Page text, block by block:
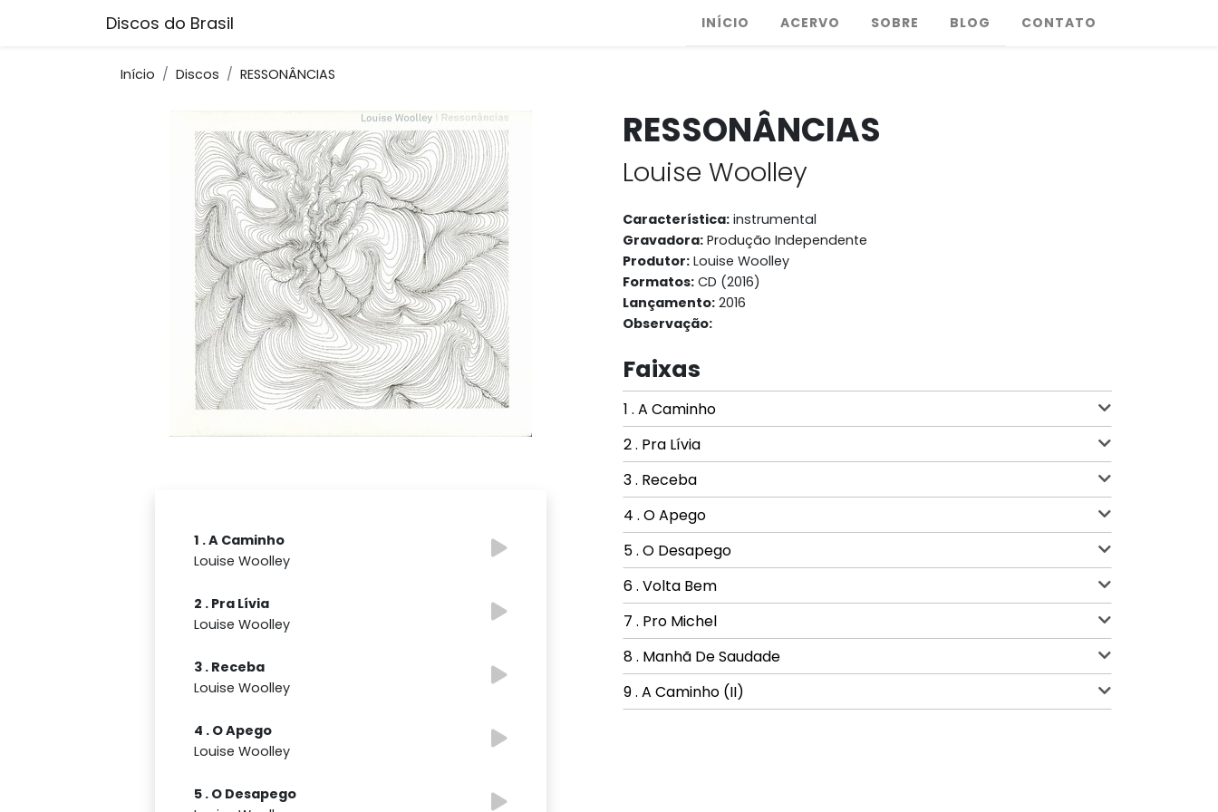
Discos do Brasil INÍCIO ACERVO SOBRE BLOG CONTATO
Início Discos RESSONÂNCIAS
1 . A Caminho
Louise Woolley
2 . Pra Lívia
Louise Woolley
3 . Receba
Louise Woolley
4 . O Apego
Louise Woolley
5 . O Desapego
RESSONÂNCIAS
Louise Woolley
Característica: instrumental
Gravadora: Produção Independente
Produtor: Louise Woolley
Formatos: CD (2016)
Lançamento: 2016
Observação:
Faixas
1 . A Caminho
2 . Pra Lívia
3 . Receba
4 . O Apego
5 . O Desapego
6 . Volta Bem
7 . Pro Michel
8 . Manhã De Saudade
9 . A Caminho (II)